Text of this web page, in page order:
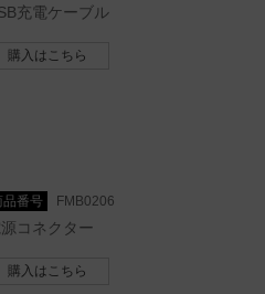
充電ケーブル
購入はこちら
品番号 FMB0206
コネクター
購入はこちら